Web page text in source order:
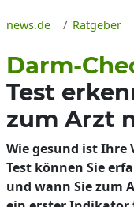
news.de Ratgeber
Darm-
Test
zum Arzt
Wie gesund ist Ihre
Test können Sie
und wann Sie zum